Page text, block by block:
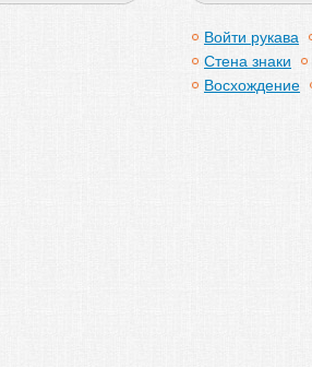
Войти рукава
Стена знаки
Восхождение